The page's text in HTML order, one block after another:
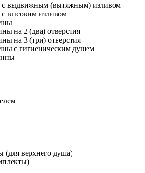
с выдвижным (вытяжным) изливом
высоким изливом
на 2 (два) отверстия
на 3 (три) отверстия
с гигиеническим душем
верхнего душа)